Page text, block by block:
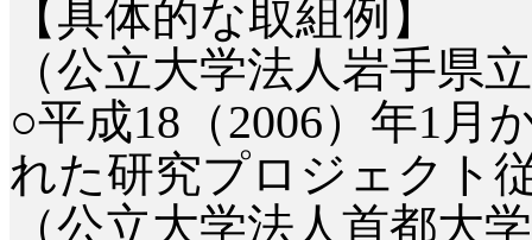
【具体的な取組例】
（公立大学法人岩手県
○平成18（2006）年1月
れた研究プロジェクト
（公立大学法人首都大